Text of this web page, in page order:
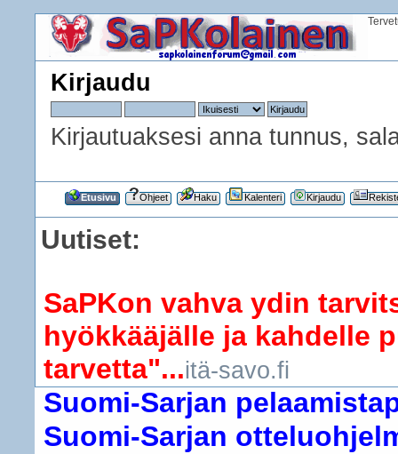
Kirjaudu
Kirjautuaksesi anna tunnus,
Etusivu Ohjeet Haku Kalenteri Kirjaudu
Uutiset:
SaPKon vahva ydin
hyökkääjälle ja kahdelle
tarvetta"...itä-savo.fi
Suomi-Sarjan
Suomi-Sarjan